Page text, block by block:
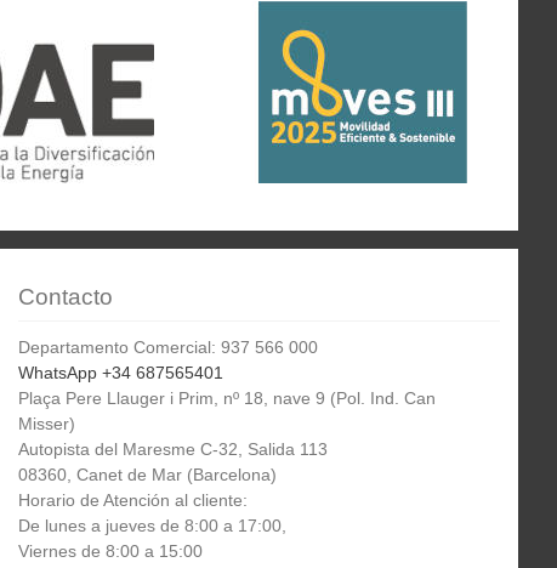
Contacto
Departamento Comercial: 937 566 000
WhatsApp +34 687565401
Plaça Pere Llauger i Prim, nº 18, nave 9 (Pol. Ind. Can
Misser)
Autopista del Maresme C-32, Salida 113
08360, Canet de Mar (Barcelona)
Horario de Atención al cliente:
De lunes a jueves de 8:00 a 17:00,
Viernes de 8:00 a 15:00